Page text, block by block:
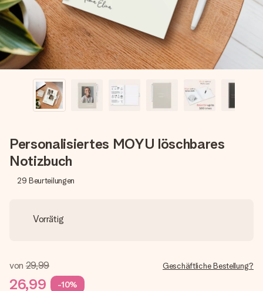
Personalisiertes MOYU löschbares
Notizbuch
29 Beurteilungen
Vorrätig
von 29,99
26,99 -10%
Geschäftliche Bestellung?